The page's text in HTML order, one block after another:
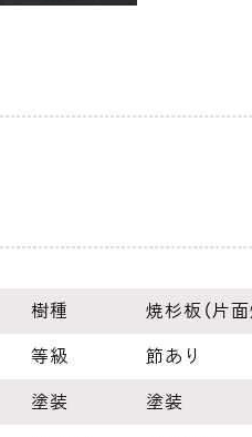
樹種 焼杉板（片面
等級 節あり
塗装 塗装